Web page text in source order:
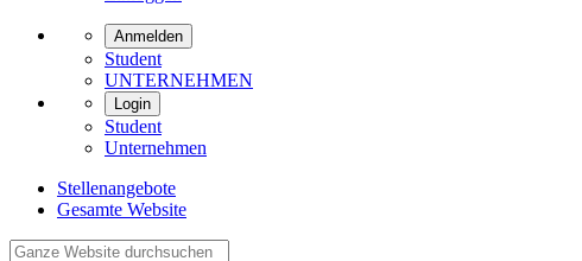
Anmelden
Student
UNTERNEHMEN
Login
Student
Unternehmen
Stellenangebote
Gesamte Website